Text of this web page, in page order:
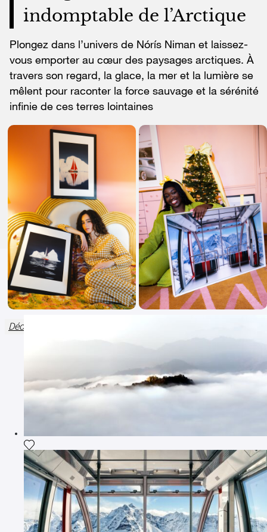
indomptable de l’Arctique
Plongez dans l’univers de Nórís Niman et laissez-
vous emporter au cœur des paysages arctiques. À
travers son regard, la glace, la mer et la lumière se
mêlent pour raconter la force sauvage et la sérénité
infinie de ces terres lointaines
Découvrez The Fourth collection
Ajouter la photographie à ma wishlist